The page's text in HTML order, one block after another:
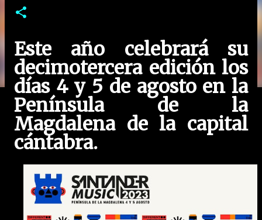
Este año celebrará su
decimotercera edición los
días 4 y 5 de agosto en la
Península de la
Magdalena de la capital
cántabra.